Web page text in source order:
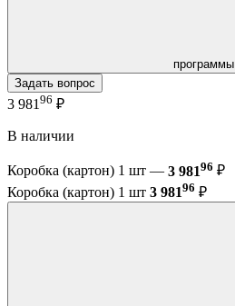
программы
Задать вопрос
3 981 96 ₽
В наличии
Коробка (картон) 1 шт — 3 98196 ₽
Коробка (картон) 1 шт 3 98196 ₽